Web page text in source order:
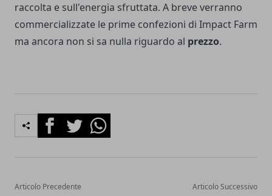
raccolta e sull'energia sfruttata. A breve verranno
commercializzate le prime confezioni di Impact Farm
ma ancora non si sa nulla riguardo al prezzo.
FacebookTwitterWhatsapp
Articolo Precedente Articolo Successivo